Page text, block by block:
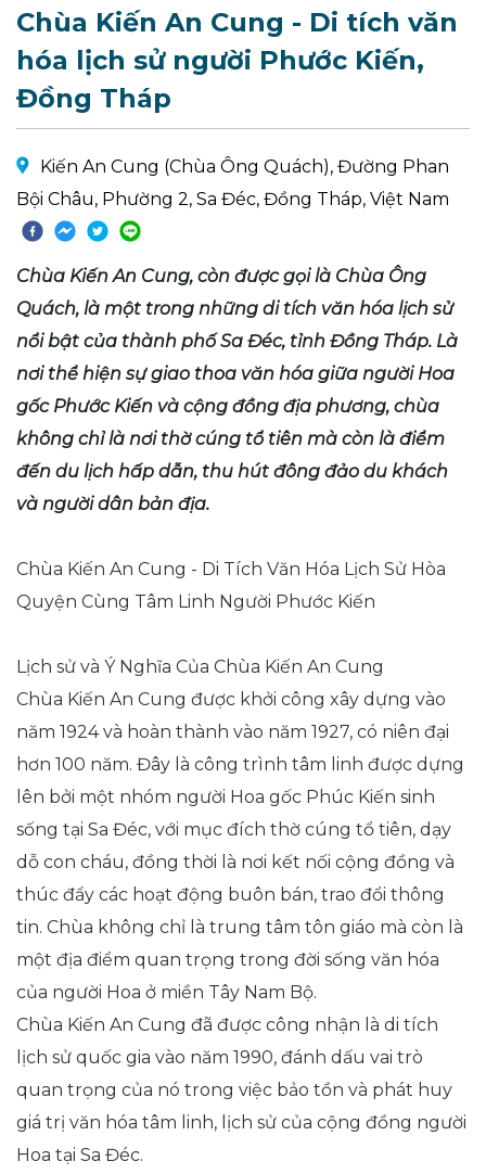
Chùa Kiến An Cung - Di tích văn
hóa lịch sử người Phước Kiến,
Đồng Tháp
Kiến An Cung (Chùa Ông Quách), Đường Phan
Bội Châu, Phường 2, Sa Đéc, Đồng Tháp, Việt Nam
Chùa Kiến An Cung, còn được gọi là Chùa Ông
Quách, là một trong những di tích văn hóa lịch sử
nổi bật của thành phố Sa Đéc, tỉnh Đồng Tháp. Là
nơi thể hiện sự giao thoa văn hóa giữa người Hoa
gốc Phước Kiến và cộng đồng địa phương, chùa
không chỉ là nơi thờ cúng tổ tiên mà còn là điểm
đến du lịch hấp dẫn, thu hút đông đảo du khách
và người dân bản địa.
Chùa Kiến An Cung - Di Tích Văn Hóa Lịch Sử Hòa
Quyện Cùng Tâm Linh Người Phước Kiến
Lịch sử và Ý Nghĩa Của Chùa Kiến An Cung
Chùa Kiến An Cung được khởi công xây dựng vào
năm 1924 và hoàn thành vào năm 1927, có niên đại
hơn 100 năm. Đây là công trình tâm linh được dựng
lên bởi một nhóm người Hoa gốc Phúc Kiến sinh
sống tại Sa Đéc, với mục đích thờ cúng tổ tiên, dạy
dỗ con cháu, đồng thời là nơi kết nối cộng đồng và
thúc đẩy các hoạt động buôn bán, trao đổi thông
tin. Chùa không chỉ là trung tâm tôn giáo mà còn là
một địa điểm quan trọng trong đời sống văn hóa
của người Hoa ở miền Tây Nam Bộ.
Chùa Kiến An Cung đã được công nhận là di tích
lịch sử quốc gia vào năm 1990, đánh dấu vai trò
quan trọng của nó trong việc bảo tồn và phát huy
giá trị văn hóa tâm linh, lịch sử của cộng đồng người
Hoa tại Sa Đéc.